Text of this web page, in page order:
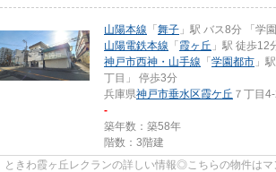
山陽本線 「 舞子 」駅 バス8分 「学
山陽電鉄本線 「 霞ヶ丘 」駅 徒歩12
神戸市西神・山手線 「 学園都市 」
丁目」 停歩3分
兵庫県神戸市垂水区霞ケ丘 ７丁目
-
築年数：築58年
階数：3階建
ときわ霞ヶ丘レクランの詳しい情報◎こちらの物件は